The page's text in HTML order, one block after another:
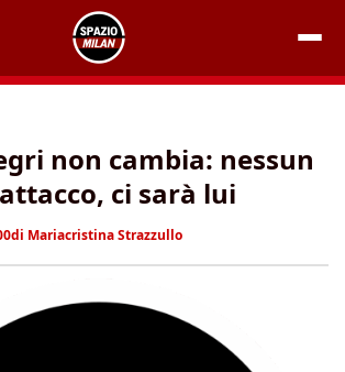
non cambia: nessun
ci sarà lui
di Mariacristina Strazzullo